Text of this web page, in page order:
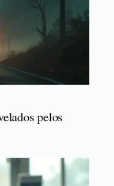
pelos